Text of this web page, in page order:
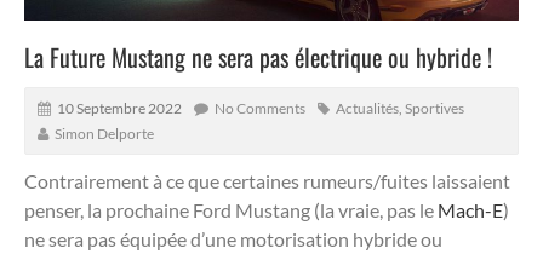
La Future Mustang ne sera pas électrique ou hybride !
10 Septembre 2022 No Comments Actualités Sportives
Simon Delporte
Contrairement à ce que certaines rumeurs/fuites laissaient
penser, la prochaine Ford Mustang (la vraie, pas le Mach-E)
ne sera pas équipée d’une motorisation hybride ou